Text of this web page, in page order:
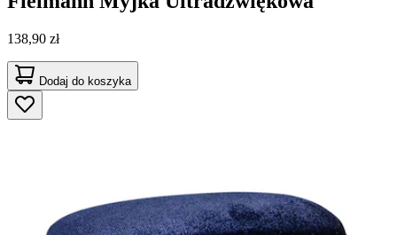
138,90 zł
Dodaj do koszyka